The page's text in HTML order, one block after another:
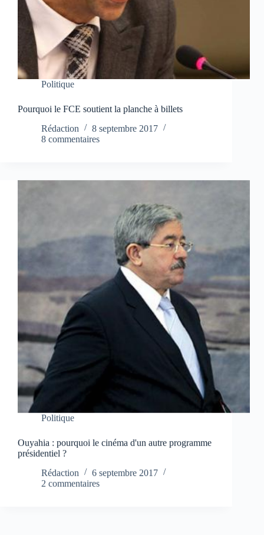
Politique
Pourquoi le FCE soutient la planche à billets
Rédaction
8 septembre 2017
8 commentaires
Politique
Ouyahia : pourquoi le cinéma d'un autre programme
présidentiel ?
Rédaction
6 septembre 2017
2 commentaires